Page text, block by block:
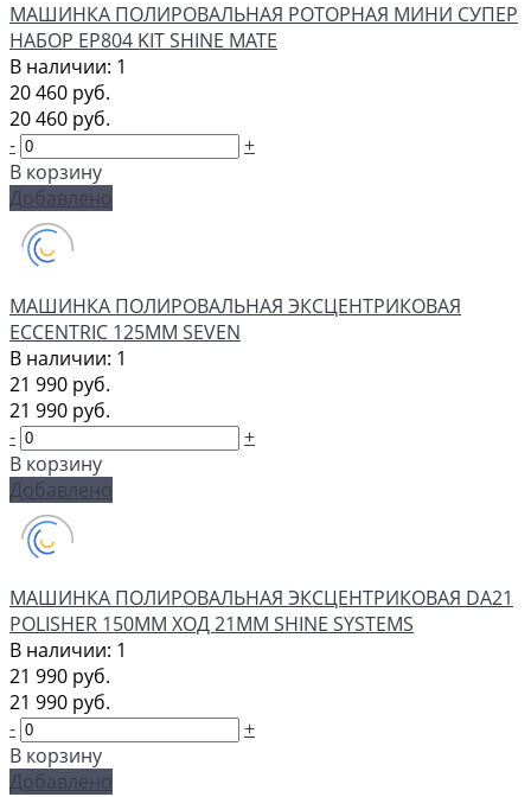
МАШИНКА ПОЛИРОВАЛЬНАЯ РОТОРНАЯ МИНИ СУПЕР
НАБОР EP804 KIT SHINE MATE
В наличии: 1
20 460 руб.
20 460 руб.
-
+
В корзину
Добавлено
МАШИНКА ПОЛИРОВАЛЬНАЯ ЭКСЦЕНТРИКОВАЯ
ECCENTRIC 125ММ SEVEN
В наличии: 1
21 990 руб.
21 990 руб.
-
+
В корзину
Добавлено
МАШИНКА ПОЛИРОВАЛЬНАЯ ЭКСЦЕНТРИКОВАЯ DA21
POLISHER 150ММ ХОД 21ММ SHINE SYSTEMS
В наличии: 1
21 990 руб.
21 990 руб.
-
+
В корзину
Добавлено